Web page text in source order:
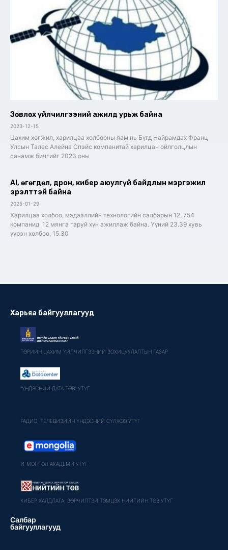
Зөвлөх үйлчилгээний ажилд урьж байна
2023-12-15
Цахим хөгжил, харилцаа холбооны яам нь Бүгд Найрамдах Франц
Улсын Талес Алейна Спэйс компанитай харилцан ойлголцлын
санамж бичгийг 2023 оны
AI, өгөгдөл, дрон, кибер аюулгүй байдлын мэргэжил
эрэлттэй байна
2025-01-29
Харилцаа холбоо, мэдээллийн технологийн салбарын 12, 754
компанид 12 мянга гаруй хүн ажиллаж байна. Үүний 23.39 хувь
үүрэн холбоо, 15.30
Харьяа байгууллагууд
ТӨРИЙН ЦАХИМ ҮЙЛЧИЛГЭЭНИЙ ЗОХИЦУУЛАЛТЫН ГАЗАР
"ҮНДЭСНИЙ ДАТА ТӨВ" УТҮГ
РАДИО, ТЕЛЕВИЗИЙН ҮНДЭСНИЙ СҮЛЖЭЭ УТҮГ
И-МОНГОЛ АКАДЕМИ УТҮГ
КИБЕР ХАЛДЛАГА, ЗӨРЧИЛТЭЙ ТЭМЦЭХ НИЙТИЙН ТӨВ УТҮГ
Салбар
байгууллагууд